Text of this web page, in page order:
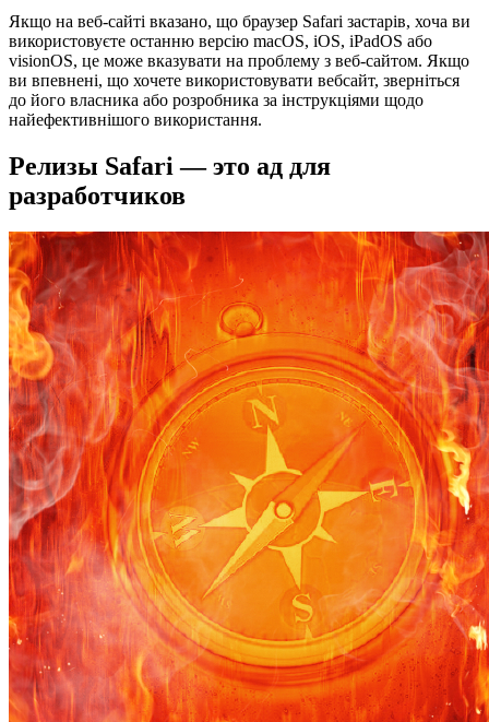
Якщо на веб-сайті вказано, що браузер Safari застарів, хоча ви
використовуєте останню версію macOS, iOS, iPadOS або
visionOS, це може вказувати на проблему з веб-сайтом. Якщо
ви впевнені, що хочете використовувати вебсайт, зверніться
до його власника або розробника за інструкціями щодо
найефективнішого використання.
Релизы Safari — это ад для
разработчиков